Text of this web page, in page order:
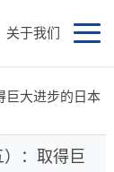
关于我们
巨大进步的日本
：取得巨